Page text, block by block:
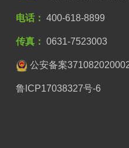
电话： 400-618-8899
传真： 0631-7523003
公安备案
鲁lCP17038327号-6